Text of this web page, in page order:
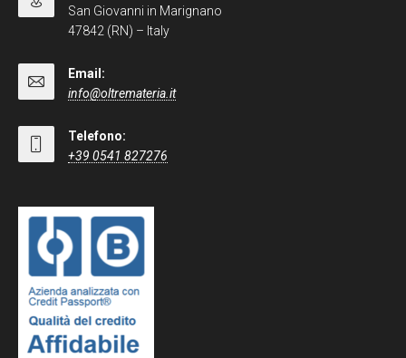
San Giovanni in Marignano
47842 (RN) – Italy
Email:
info@oltremateria.it
Telefono:
+39 0541 827276